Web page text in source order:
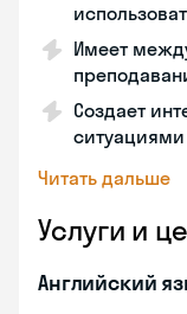
Имеет
Создает
ситуациями
Читать дальше
Услуги и
Английский